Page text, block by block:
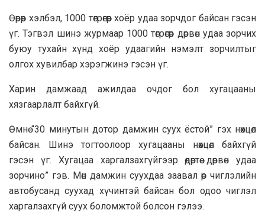
Өөрөөр хэлбэл, 1000 төгрөгөөр хоёр удаа зорчдог байсан гэсэн
үг. Тэгвэл шинэ журмаар 1000 төгрөгөөр дөрвөн удаа зорчих
буюу тухайн хүнд хоёр удаагийн нэмэлт зорчилтыг
олгох хувилбар хэрэгжинэ гэсэн үг.
Харин дамжаад ажилдаа очдог бол хугацааны
хязгаарлалт байхгүй.
Өмнө “30 минутын дотор дамжин суух ёстой” гэх нөхцөл
байсан. Шинэ тогтоолоор хугацааны нөхцөл байхгүй
гэсэн үг. Хугацаа харгалзахгүйгээр өдөртөө дөрвөн удаа
зорчино” гэв. Мөн дамжин суухдаа заавал өөр чиглэлийн
автобусанд суухад хүчинтэй байсан бол одоо чиглэл
харгалзахгүй суух боломжтой болсон гэлээ.